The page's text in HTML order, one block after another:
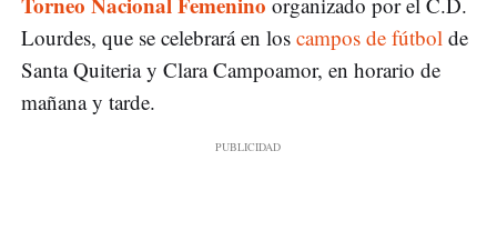
Lourdes, que se celebrará en los campos de fútbol de
Santa Quiteria y Clara Campoamor, en horario de
mañana y tarde.